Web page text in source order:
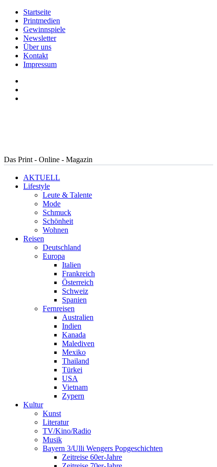
Startseite
Printmedien
Gewinnspiele
Newsletter
Über uns
Kontakt
Impressum
Das Print - Online - Magazin
AKTUELL
Lifestyle
Leute & Talente
Mode
Schmuck
Schönheit
Wohnen
Reisen
Deutschland
Europa
Italien
Frankreich
Österreich
Schweiz
Spanien
Fernreisen
Australien
Indien
Kanada
Malediven
Mexiko
Thailand
Türkei
USA
Vietnam
Zypern
Kultur
Kunst
Literatur
TV/Kino/Radio
Musik
Bayern 3/Ulli Wengers Popgeschichten
Zeitreise 60er-Jahre